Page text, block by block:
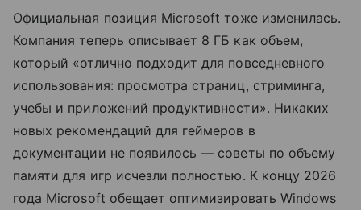
Официальная позиция Microsoft тоже изменилась.
Компания теперь описывает 8 ГБ как объем,
который «отлично подходит для повседневного
использования: просмотра страниц, стриминга,
учебы и приложений продуктивности». Никаких
новых рекомендаций для геймеров в
документации не появилось — советы по объему
памяти для игр исчезли полностью. К концу 2026
года Microsoft обещает оптимизировать Windows